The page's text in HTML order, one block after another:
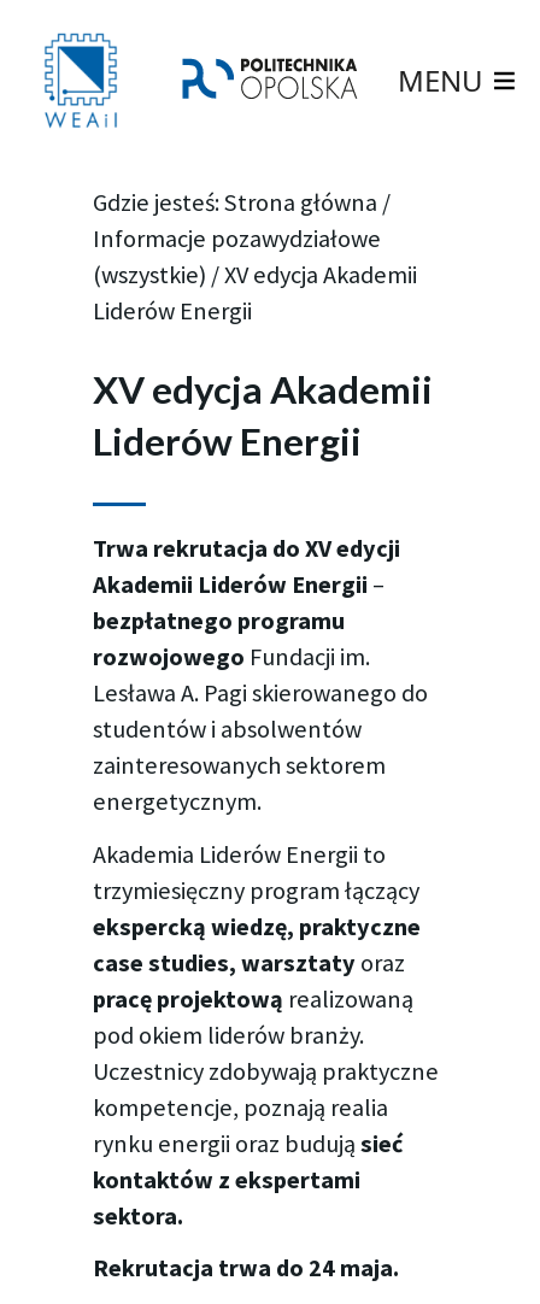
MENU
Gdzie jesteś:Strona główna /
Informacje pozawydziałowe
(wszystkie) /XV edycja Akademii
Liderów Energii
XV edycja Akademii
Liderów Energii
Trwa rekrutacja do XV edycji
Akademii Liderów Energii –
bezpłatnego programu
rozwojowego Fundacji im.
Lesława A. Pagi skierowanego do
studentów i absolwentów
zainteresowanych sektorem
energetycznym.
Akademia Liderów Energii to
trzymiesięczny program łączący
ekspercką wiedzę, praktyczne
case studies, warsztatyoraz
pracę projektową realizowaną
pod okiem liderów branży.
Uczestnicy zdobywają praktyczne
kompetencje, poznają realia
rynku energii oraz budująsieć
kontaktów z ekspertami
sektora.
Rekrutacja trwa do 24 maja.